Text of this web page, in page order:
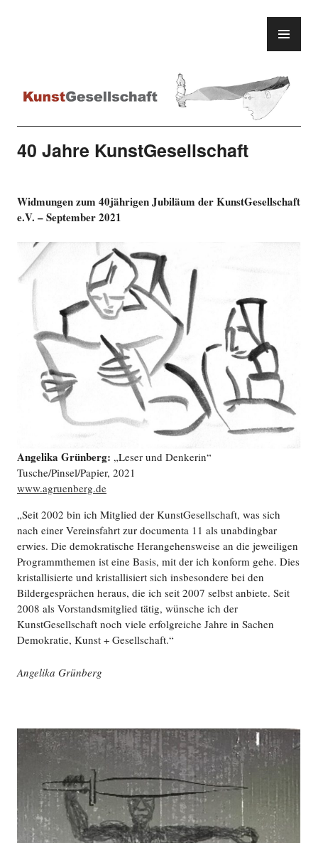
40 Jahre KunstGesellschaft
Widmungen zum 40jährigen Jubiläum der KunstGesellschaft
e.V. – September 2021
Angelika Grünberg: „Leser und Denkerin“
Tusche/Pinsel/Papier, 2021
www.agruenberg.de
„Seit 2002 bin ich Mitglied der KunstGesellschaft, was sich
nach einer Vereinsfahrt zur documenta 11 als unabdingbar
erwies. Die demokratische Herangehensweise an die jeweiligen
Programmthemen ist eine Basis, mit der ich konform gehe. Dies
kristallisierte und kristallisiert sich insbesondere bei den
Bildergesprächen heraus, die ich seit 2007 selbst anbiete. Seit
2008 als Vorstandsmitglied tätig, wünsche ich der
KunstGesellschaft noch viele erfolgreiche Jahre in Sachen
Demokratie, Kunst + Gesellschaft.“
Angelika Grünberg